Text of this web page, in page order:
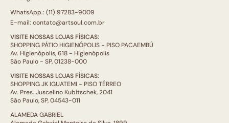
WhatsApp.: (11) 97283-9009
E-mail: contato@artsoul.com.br
VISITE NOSSAS LOJAS FÍSICAS:
SHOPPING PÁTIO HIGIENÓPOLIS - PISO PACAEMBÚ
Av. Higienópolis, 618 - Higienópolis
São Paulo - SP, 01238-000
VISITE NOSSAS LOJAS FÍSICAS:
SHOPPING JK IGUATEMI - PISO TÉRREO
Av. Pres. Juscelino Kubitschek, 2041
São Paulo, SP, 04543-011
ALAMEDA GABRIEL